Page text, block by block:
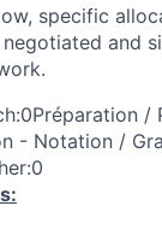
specific
and
- Notation /